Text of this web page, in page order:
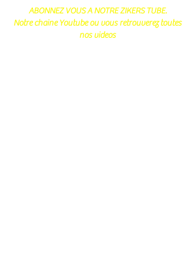
ABONNEZ VOUS A NOTRE ZIKERS TUBE.
Notre chaine Youtube ou vous retrouverez toutes
nos videos